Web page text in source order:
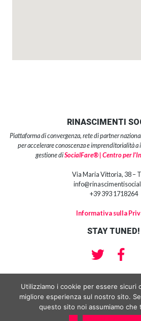
RINASCIMENTI
Piattaforma di convergenza, rete di partner
per accelerare conoscenza e imprenditorialità
gestione diSocialFare® | Centro per
Via Maria Vittoria, 38 –
+39 393 1718264
Informativa sulla
STAY TUNED!
Copyright 2018 | SocialFare® srl impresa
Sociale® Partita Iva e Codice Fiscale:
Manzoni 15, 10122
Utilizziamo i cookie per essere sicuri
migliore esperienza sul nostro sito.
questo sito noi assumiamo che